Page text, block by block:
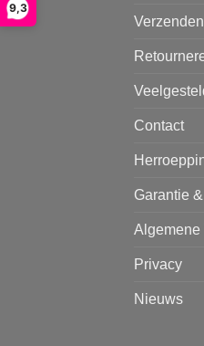
9,3
Verzenden
Contact
Garantie
Algemene
Privacy
Nieuws